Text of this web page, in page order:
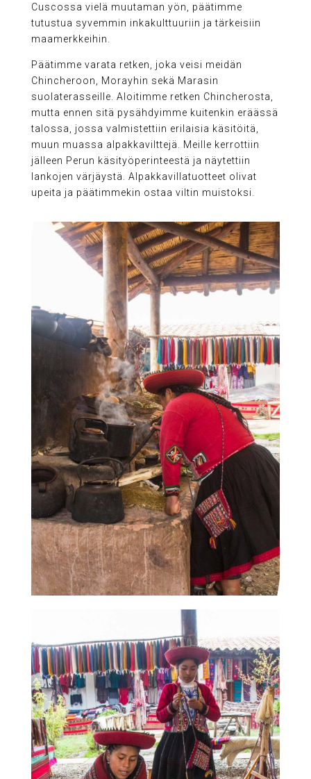
Cuscossa vielä muutaman yön, päätimme
tutustua syvemmin inkakulttuuriin ja tärkeisiin
maamerkkeihin.
Päätimme varata retken, joka veisi meidän
Chincheroon, Morayhin sekä Marasin
suolaterasseille. Aloitimme retken Chincherosta,
mutta ennen sitä pysähdyimme kuitenkin eräässä
talossa, jossa valmistettiin erilaisia käsitöitä,
muun muassa alpakkavilttejä. Meille kerrottiin
jälleen Perun käsityöperinteestä ja näytettiin
lankojen värjäystä. Alpakkavillatuotteet olivat
upeita ja päätimmekin ostaa viltin muistoksi.